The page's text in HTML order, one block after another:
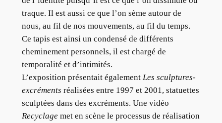
traque. Il est aussi ce que l’on sème autour de
nous, au fil de nos mouvements, au fil du temps.
Ce tapis est ainsi un condensé de différents
cheminement personnels, il est chargé de
temporalité et d’intimités.
L’exposition présentait également Les sculptures-
excréments réalisées entre 1997 et 2001, statuettes
sculptées dans des excréments. Une vidéo
Recyclagemet en scène le processus de réalisation